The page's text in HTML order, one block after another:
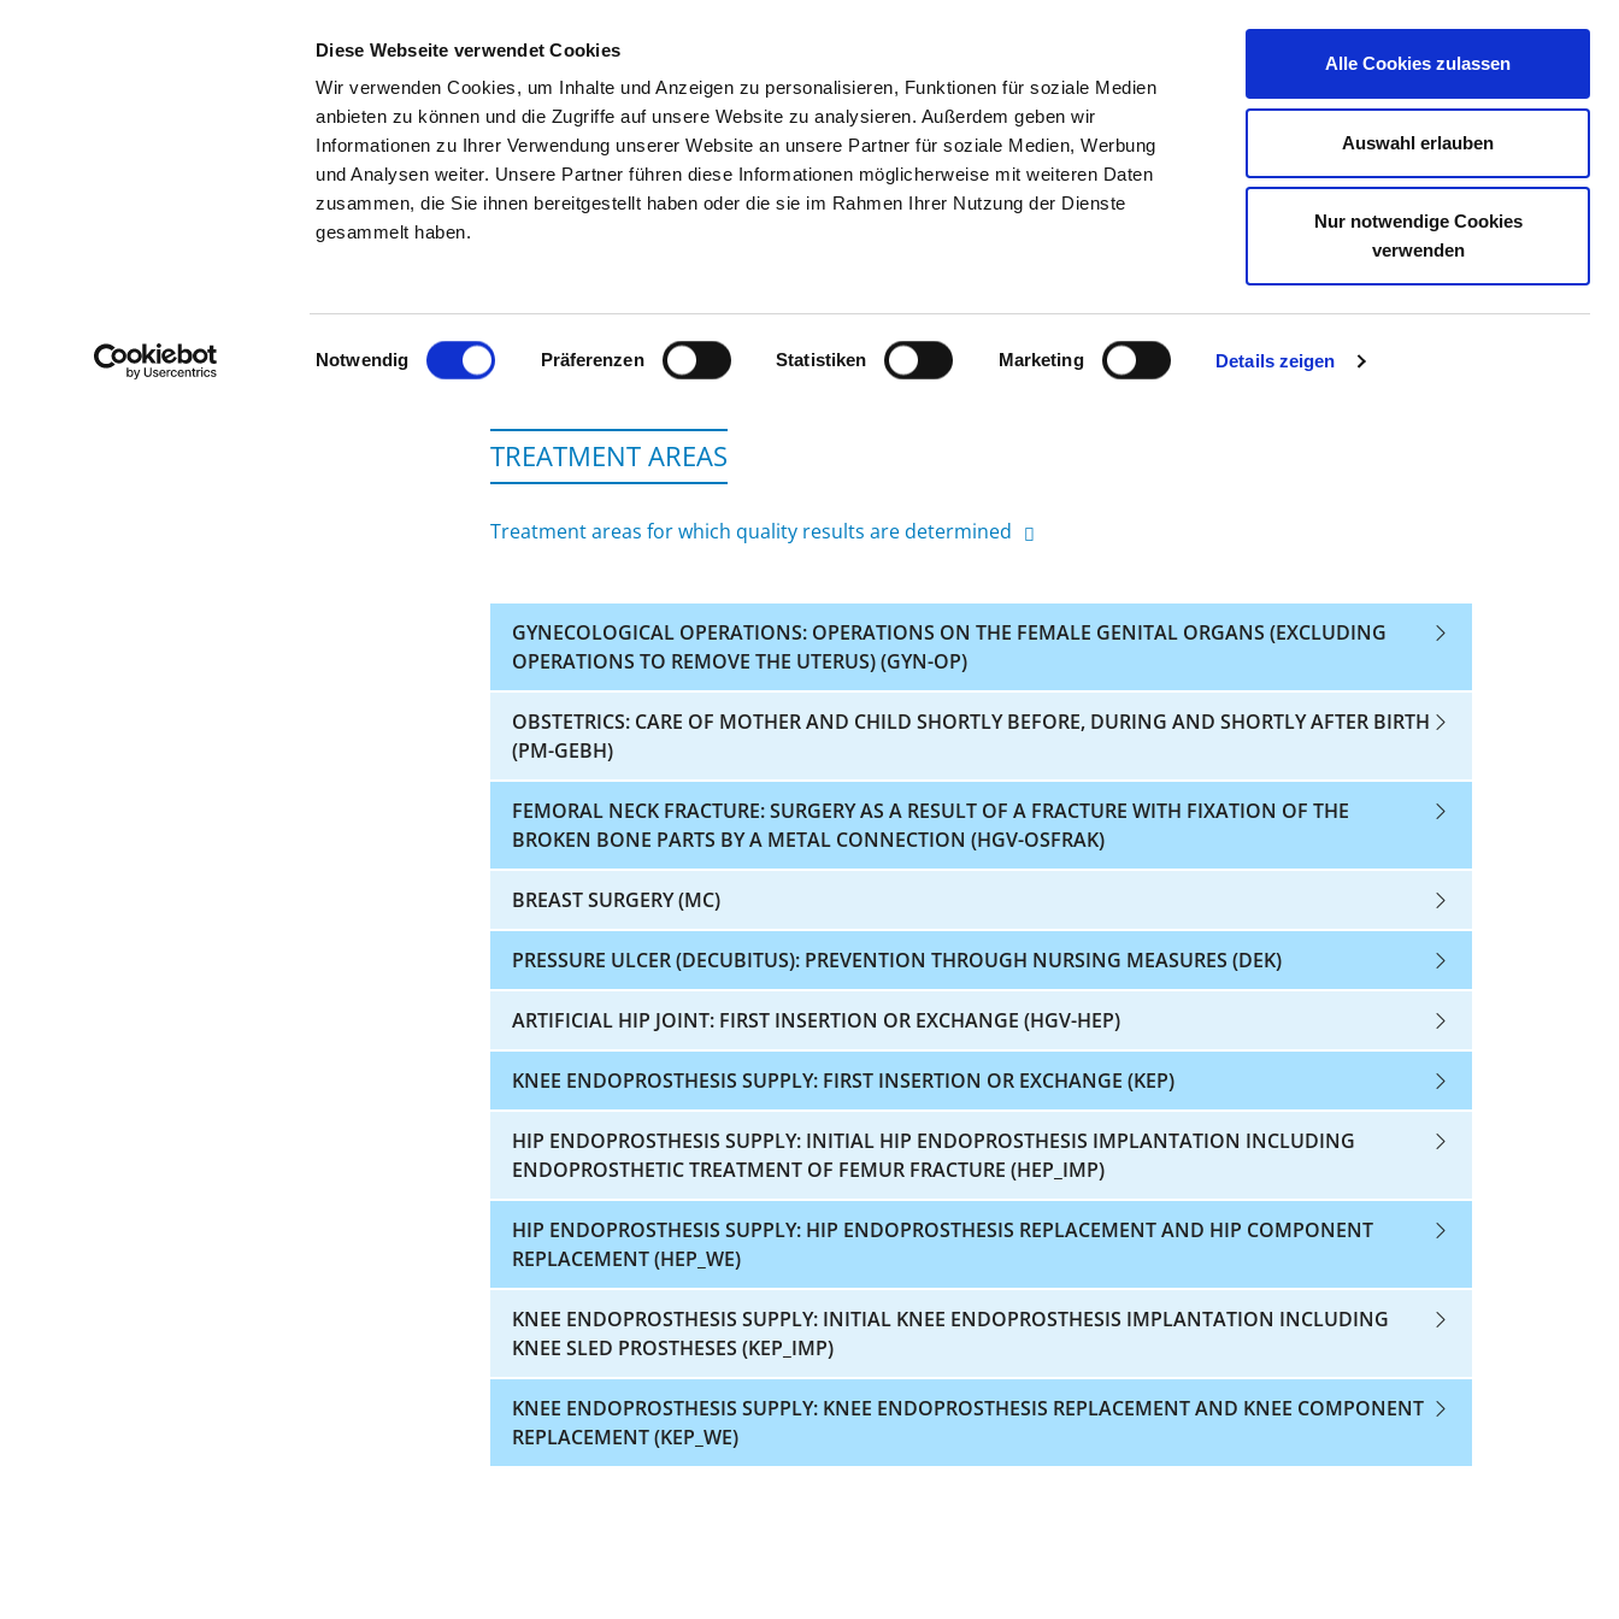
Diese Webseite verwendet Cookies
Wir verwenden Cookies, um Inhalte und Anzeigen zu personalisieren, Funktionen für soziale Medien
anbieten zu können und die Zugriffe auf unsere Website zu analysieren. Außerdem geben wir
Informationen zu Ihrer Verwendung unserer Website an unsere Partner für soziale Medien, Werbung
und Analysen weiter. Unsere Partner führen diese Informationen möglicherweise mit weiteren Daten
zusammen, die Sie ihnen bereitgestellt haben oder die sie im Rahmen Ihrer Nutzung der Dienste
gesammelt haben.
Einwilligungsauswahl
Notwendig Präferenzen Statistiken Marketing Details zeigen
Alle Cookies zulassen
Auswahl erlauben
Nur notwendige Cookies
verwenden
SEARCH TIPS & HELP THE GHD CONTACT YOUR OPINION
To the hospital’s home page
TREATMENT AREAS
Treatment areas for which quality results are determined
GYNECOLOGICAL OPERATIONS: OPERATIONS ON THE FEMALE GENITAL ORGANS (EXCLUDING
OPERATIONS TO REMOVE THE UTERUS) (GYN-OP)
OBSTETRICS: CARE OF MOTHER AND CHILD SHORTLY BEFORE, DURING AND SHORTLY AFTER BIRTH
(PM-GEBH)
FEMORAL NECK FRACTURE: SURGERY AS A RESULT OF A FRACTURE WITH FIXATION OF THE
BROKEN BONE PARTS BY A METAL CONNECTION (HGV-OSFRAK)
BREAST SURGERY (MC)
PRESSURE ULCER (DECUBITUS): PREVENTION THROUGH NURSING MEASURES (DEK)
ARTIFICIAL HIP JOINT: FIRST INSERTION OR EXCHANGE (HGV-HEP)
KNEE ENDOPROSTHESIS SUPPLY: FIRST INSERTION OR EXCHANGE (KEP)
HIP ENDOPROSTHESIS SUPPLY: INITIAL HIP ENDOPROSTHESIS IMPLANTATION INCLUDING
ENDOPROSTHETIC TREATMENT OF FEMUR FRACTURE (HEP_IMP)
HIP ENDOPROSTHESIS SUPPLY: HIP ENDOPROSTHESIS REPLACEMENT AND HIP COMPONENT
REPLACEMENT (HEP_WE)
KNEE ENDOPROSTHESIS SUPPLY: INITIAL KNEE ENDOPROSTHESIS IMPLANTATION INCLUDING
KNEE SLED PROSTHESES (KEP_IMP)
KNEE ENDOPROSTHESIS SUPPLY: KNEE ENDOPROSTHESIS REPLACEMENT AND KNEE COMPONENT
REPLACEMENT (KEP_WE)